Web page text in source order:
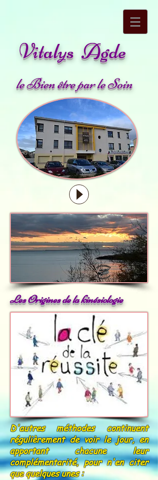
Vitalys Agde
le Bien être par le Soin
Les Origines de la kinésiologie
D'autres méthodes continuent
régulièrement de voir le jour, en
apportant chacune leur
complémentarité, pour n'en citer
que quelques unes :